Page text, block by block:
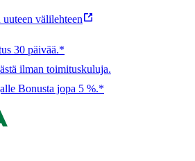
välilehteen
30 päivää.*
ilman toimituskuluja.
Bonusta jopa 5 %.*